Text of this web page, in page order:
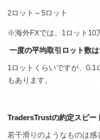
2ロット～5ロット
※海外FXでは、1ロット10
一度の平均取引ロット数
1ロットくらいですが、0.1
もあります。
TradersTrustの約定スピー
若干滑りのようなものは